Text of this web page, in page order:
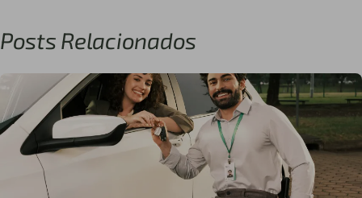
Posts Relacionados